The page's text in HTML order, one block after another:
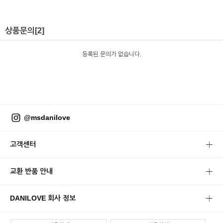
상품문의 [2]
등록된 문의가 없습니다.
@msdanilove
고객센터
교환 반품 안내
DANILOVE 회사 정보